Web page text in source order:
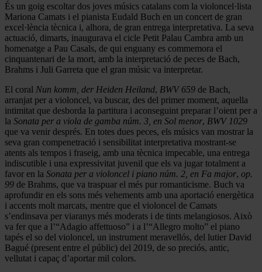
És un goig escoltar dos joves músics catalans com la violoncel·lista
Mariona Camats i el pianista Eudald Buch en un concert de gran
excel·lència tècnica i, alhora, de gran entrega interpretativa. La seva
actuació, dimarts, inaugurava el cicle Petit Palau Cambra amb un
homenatge a Pau Casals, de qui enguany es commemora el
cinquantenari de la mort, amb la interpretació de peces de Bach,
Brahms i Juli Garreta que el gran músic va interpretar.
El coral Nun komm, der Heiden Heiland, BWV 659 de Bach,
arranjat per a violoncel, va buscar, des del primer moment, aquella
intimitat que desborda la partitura i aconseguint preparar l’oient per a
la Sonata per a viola de gamba núm. 3, en Sol menor, BWV 1029
que va venir després. En totes dues peces, els músics van mostrar la
seva gran compenetració i sensibilitat interpretativa mostrant-se
atents als tempos i fraseig, amb una tècnica impecable, una entrega
indiscutible i una expressivitat juvenil que els va jugar totalment a
favor en la Sonata per a violoncel i piano núm. 2, en Fa major, op.
99 de Brahms, que va traspuar el més pur romanticisme. Buch va
aprofundir en els sons més vehements amb una aportació energètica
i accents molt marcats, mentre que el violoncel de Camats
s’endinsava per viaranys més moderats i de tints melangiosos. Això
va fer que a l’“Adagio affettuoso” i a l’“Allegro molto” el piano
tapés el so del violoncel, un instrument meravellós, del lutier David
Bagué (present entre el públic) del 2019, de so preciós, antic,
vellutat i capaç d’aportar mil colors.